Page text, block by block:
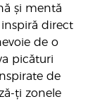
și mentă
direct
de o
picături
de
ți zonele